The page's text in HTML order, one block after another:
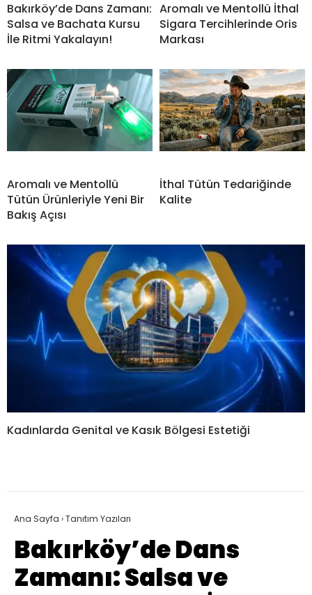
Bakırköy’de Dans Zamanı:
Salsa ve Bachata Kursu
İle Ritmi Yakalayın!
Aromalı ve Mentollü İthal
Sigara Tercihlerinde Oris
Markası
Aromalı ve Mentollü
Tütün Ürünleriyle Yeni Bir
Bakış Açısı
İthal Tütün Tedariğinde
Kalite
Kadınlarda Genital ve Kasık Bölgesi Estetiği
Ana Sayfa ›Tanıtım Yazıları
Bakırköy’de Dans
Zamanı: Salsa ve